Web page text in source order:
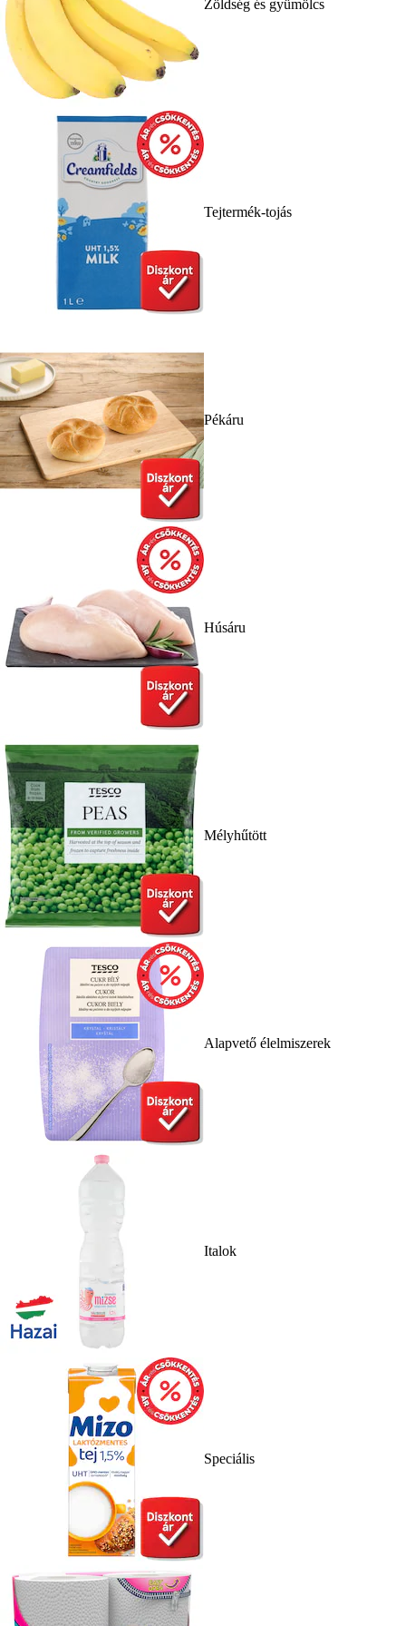
Zöldség és gyümölcs
Tejtermék-tojás
Pékáru
Húsáru
Mélyhűtött
Alapvető élelmiszerek
Italok
Speciális